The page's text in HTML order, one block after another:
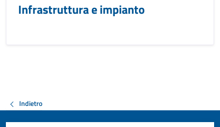
Infrastruttura e impianto
Indietro